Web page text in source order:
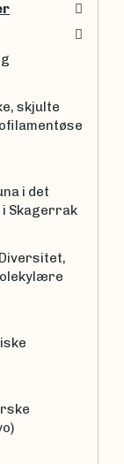
skjulte
i det
Skagerrak